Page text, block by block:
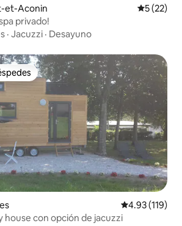
et-Aconin
5 (22)
privado!
· Jacuzzi · Desayuno
Calificación
4.93 (119)
insólito tiny house con opción de jacuzzi